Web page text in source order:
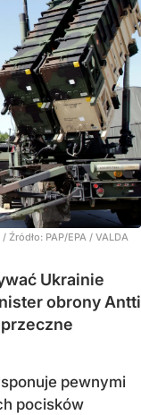
/ Źródło: PAP/EPA / VALDA
Ukrainie
obrony Antti
pewnymi
pocisków